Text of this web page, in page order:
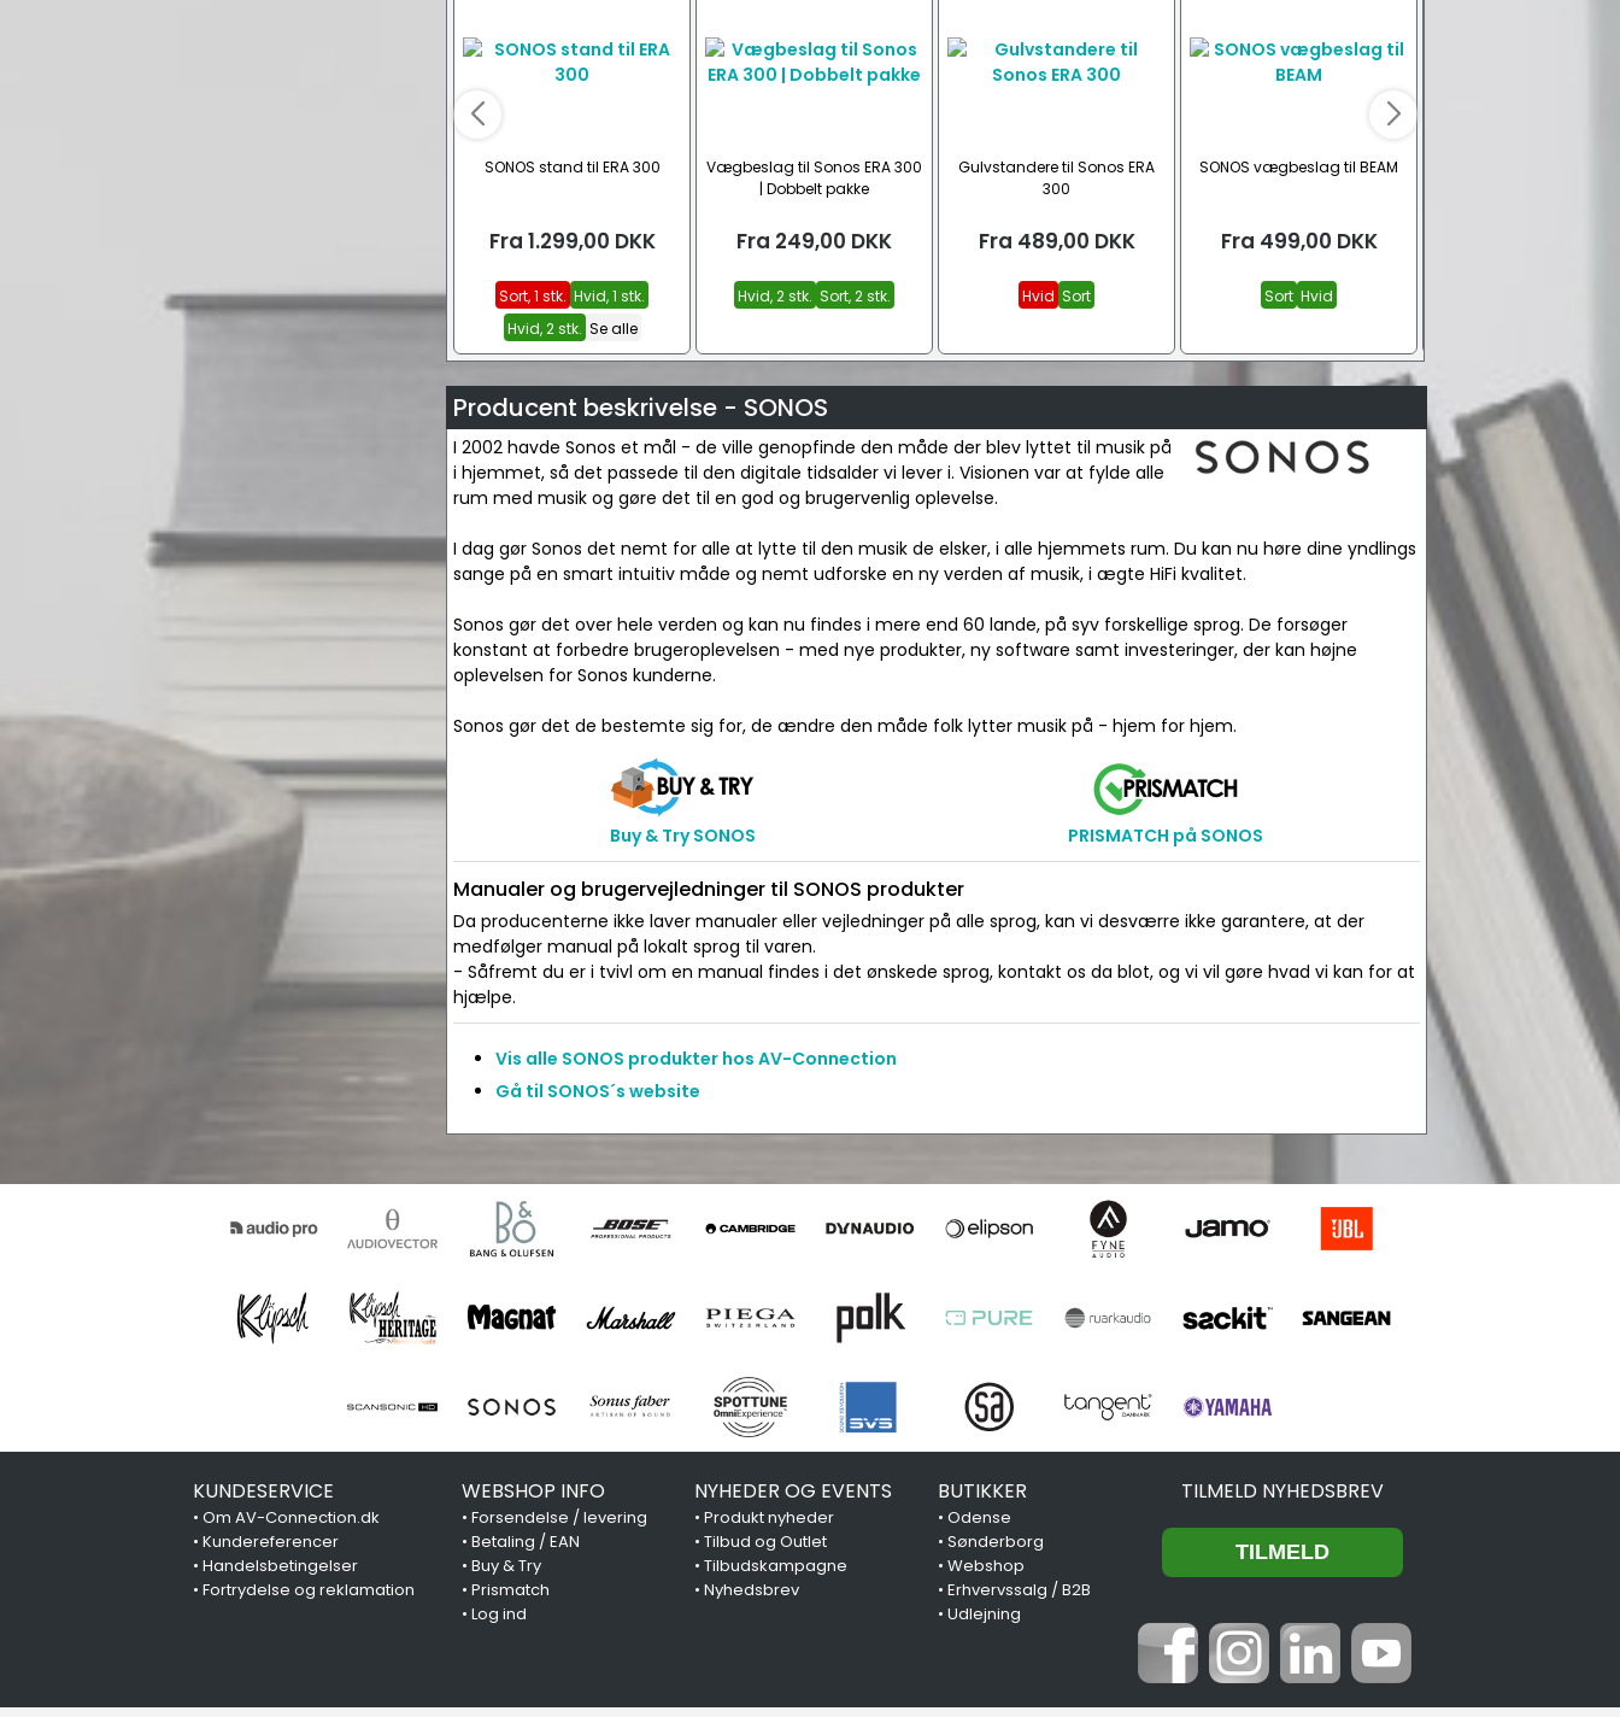
SONOS stand til ERA 300
Fra 1.299,00 DKK
Sort, 1 stk. Hvid, 1 stk.
Hvid, 2 stk. Se alle
Vægbeslag til Sonos ERA 300
| Dobbelt pakke
Fra 249,00 DKK
Hvid, 2 stk. Sort, 2 stk.
Gulvstandere til Sonos ERA
300
Fra 489,00 DKK
Hvid Sort
SONOS vægbeslag til BEAM
Fra 499,00 DKK
Sort Hvid
Producent beskrivelse - SONOS
I 2002 havde Sonos et mål - de ville genopfinde den måde der blev lyttet til musik på
i hjemmet, så det passede til den digitale tidsalder vi lever i. Visionen var at fylde alle
rum med musik og gøre det til en god og brugervenlig oplevelse.
I dag gør Sonos det nemt for alle at lytte til den musik de elsker, i alle hjemmets rum. Du kan nu høre dine yndlings
sange på en smart intuitiv måde og nemt udforske en ny verden af musik, i ægte HiFi kvalitet.
Sonos gør det over hele verden og kan nu findes i mere end 60 lande, på syv forskellige sprog. De forsøger
konstant at forbedre brugeroplevelsen - med nye produkter, ny software samt investeringer, der kan højne
oplevelsen for Sonos kunderne.
Sonos gør det de bestemte sig for, de ændre den måde folk lytter musik på - hjem for hjem.
Buy & Try SONOS PRISMATCH på SONOS
Manualer og brugervejledninger til SONOS produkter
Da producenterne ikke laver manualer eller vejledninger på alle sprog, kan vi desværre ikke garantere, at der
medfølger manual på lokalt sprog til varen.
- Såfremt du er i tvivl om en manual findes i det ønskede sprog, kontakt os da blot, og vi vil gøre hvad vi kan for at
hjælpe.
Vis alle SONOS produkter hos AV-Connection
Gå til SONOS´s website
KUNDESERVICE
• Om AV-Connection.dk
• Kundereferencer
• Handelsbetingelser
• Fortrydelse og reklamation
WEBSHOP INFO
• Forsendelse / levering
• Betaling / EAN
• Buy & Try
• Prismatch
• Log ind
NYHEDER OG EVENTS
• Produkt nyheder
• Tilbud og Outlet
• Tilbudskampagne
• Nyhedsbrev
BUTIKKER
•Odense
•Sønderborg
•Webshop
•Erhvervssalg / B2B
•Udlejning
TILMELD NYHEDSBREV